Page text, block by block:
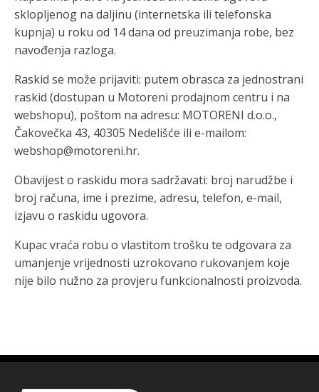
sklopljenog na daljinu (internetska ili telefonska
kupnja) u roku od 14 dana od preuzimanja robe, bez
navođenja razloga.
Raskid se može prijaviti: putem obrasca za jednostrani
raskid (dostupan u Motoreni prodajnom centru i na
webshopu), poštom na adresu: MOTORENI d.o.o.,
Čakovečka 43, 40305 Nedelišće ili e-mailom:
webshop@motoreni.hr.
Obavijest o raskidu mora sadržavati: broj narudžbe i
broj računa, ime i prezime, adresu, telefon, e-mail,
izjavu o raskidu ugovora.
Kupac vraća robu o vlastitom trošku te odgovara za
umanjenje vrijednosti uzrokovano rukovanjem koje
nije bilo nužno za provjeru funkcionalnosti proizvoda.